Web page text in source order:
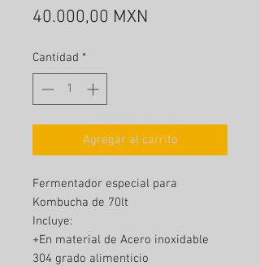
40.000,00 MXN
Cantidad *
Agregar al carrito
Fermentador especial para
Kombucha de 70lt
Incluye:
+En material de Acero inoxidable
304 grado alimenticio